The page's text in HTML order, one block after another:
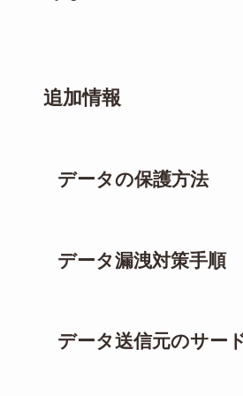
追加情報
データの保護方法
データ漏洩対策手順
データ送信元のサー